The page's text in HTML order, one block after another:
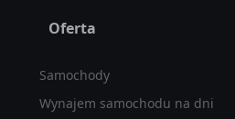
Oferta
Samochody
Wynajem samochodu na dni